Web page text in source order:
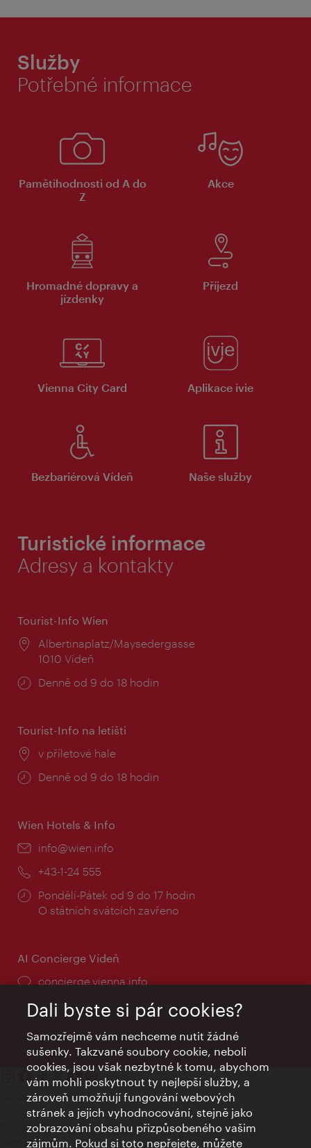
Služby
Potřebné informace
Pamětihodnosti od A do
Z
Akce
Hromadné dopravy a
jízdenky
Příjezd
Vienna City Card Aplikace ivie
Bezbariérová Vídeň Naše služby
Turistické informace
Adresy a kontakty
Tourist-Info Wien
Místo:
Albertinaplatz/Maysedergasse
1010 Vídeň
Provozní
Denně od 9 do 18 hodin
Tourist-Info na letišti
Místo:
v příletové hale
Provozní
Denně od 9 do 18 hodin
Wien Hotels & Info
E-
info@wien.info
Telefon:
+43-1-24 555
Provozní
doba:
Pondělí-Pátek od 9 do 17 hodin
O státních svátcích zavřeno
AI Concierge Vídeň
concierge.vienna.info
Informace 24 hodin denně
Kontakty
Credits
Prohlášení o ochraně osobních údajů
Terms of Use
Dali byste si pár cookies?
Samozřejmě vám nechceme nutit žádné
sušenky. Takzvané soubory cookie, neboli
cookies, jsou však nezbytné k tomu, abychom
vám mohli poskytnout ty nejlepší služby, a
zároveň umožňují fungování webových
stránek a jejich vyhodnocování, stejně jako
zobrazování obsahu přizpůsobeného vašim
zájmům. Pokud si toto nepřejete, můžete